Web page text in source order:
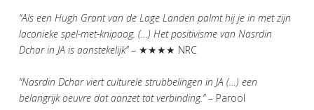
“Als een Hugh Grant van de Lage Landen palmt hij je in met zijn
laconieke spel-met-knipoog. (…) Het positivisme van Nasrdin
Dchar in JA is aanstekelijk”– ★★★★ NRC
“Nasrdin Dchar viert culturele strubbelingen in JA (…) een
belangrijk oeuvre dat aanzet tot verbinding.”– Parool